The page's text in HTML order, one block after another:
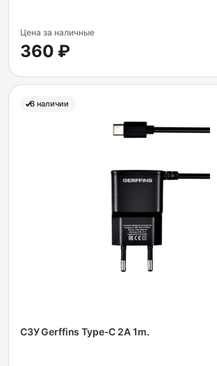
Цена за наличные
360 ₽
В наличии
СЗУ Gerffins Type-C 2A 1m.